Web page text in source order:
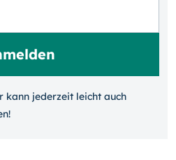
kann jeder­zeit leicht auch